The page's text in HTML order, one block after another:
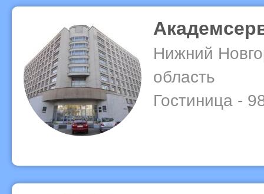
Нижний
область
Гостиница -